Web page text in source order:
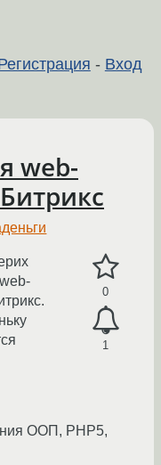
- Вход
web-
0
1
ООП, PHP5,